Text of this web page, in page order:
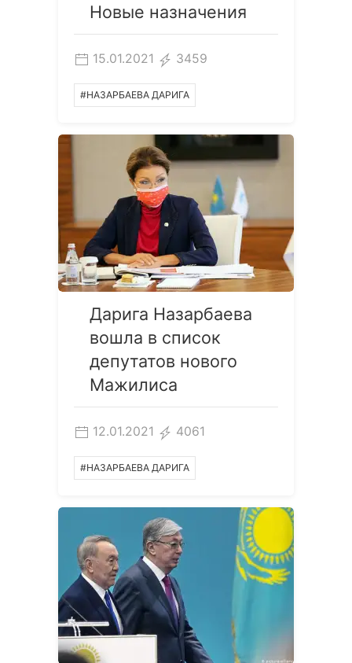
Новые назначения
15.01.2021 3459
#НАЗАРБАЕВА ДАРИГА
Дарига Назарбаева
вошла в список
депутатов нового
Мажилиса
12.01.2021 4061
#НАЗАРБАЕВА ДАРИГА